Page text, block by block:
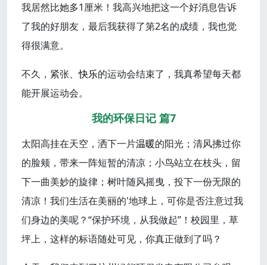
我居然比她多1厘米！我高兴地把这一个好消息告诉
了我的好朋友，最后我获得了第2名的成绩，我也觉
得很满意。
不久，紧张、快乐的运动会结束了，我真希望每天都
能开展运动会。
我的环保日记 篇7
太阳高挂在天空，洒下一片温暖的阳光；清风拂过你
的脸颊，带来一阵短暂的清凉；小鸟站立在枝头，留
下一曲美妙的旋律；树叶随风摇曳，投下一份无限的
清凉！我们生活在美丽的'地球上，可你是否注意过我
们身边的美呢？“保护环境，从我做起”！校园里，草
坪上，这样的标语随处可见，你真正做到了吗？